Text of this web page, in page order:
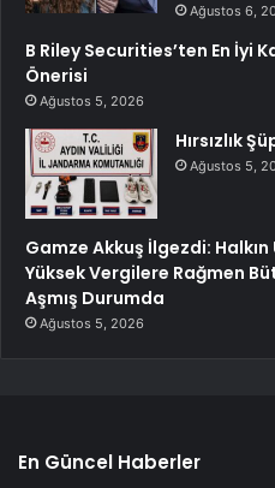
Ağustos 6,
B Riley Securities’ten En İyi
Önerisi
Ağustos 5, 2026
Hırsızlık
Ağustos 5,
Gamze Akkuş İlgezdi:
Yüksek Vergilere Rağmen
Aşmış Durumda
Ağustos 5, 2026
En Güncel Haberler